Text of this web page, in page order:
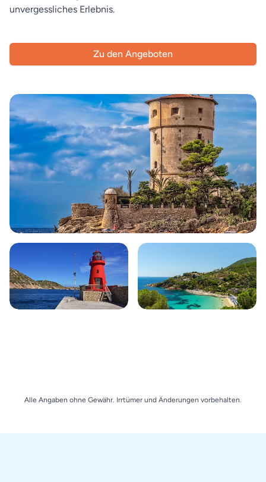
unvergessliches Erlebnis.
Zu den Angeboten
Alle Angaben ohne Gewähr. Irrtümer und Änderungen vorbehalten.